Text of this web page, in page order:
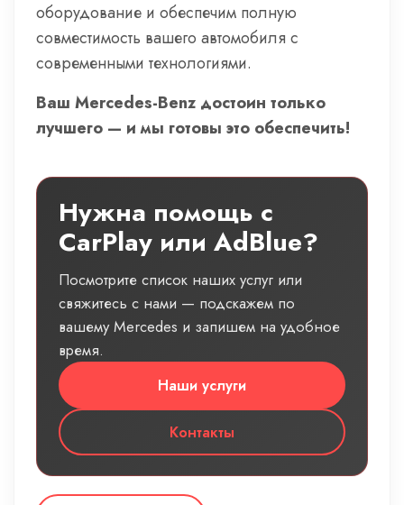
оборудование и обеспечим полную
совместимость вашего автомобиля с
современными технологиями.
Ваш Mercedes-Benz достоин только
лучшего — и мы готовы это обеспечить!
Нужна помощь с
CarPlay или AdBlue?
Посмотрите список наших услуг или
свяжитесь с нами — подскажем по
вашему Mercedes и запишем на удобное
время.
Наши услуги
Контакты